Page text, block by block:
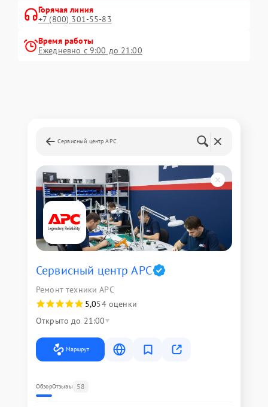
Горячая линия
+7 (800) 301-55-83
Время работы
Ежедневно с 9:00 до 21:00
Сервисный центр APC
Сервисный центр APC
Ремонт техники APC
5,054 оценки
Открыто до 21:00
Маршрут
ОбзорОтзывы 58